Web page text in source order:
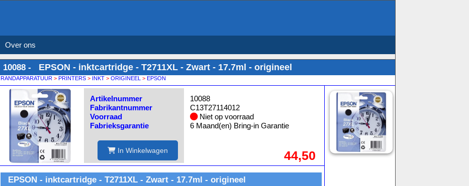
Over ons
10088 - EPSON - inktcartridge - T2711XL - Zwart - 17.7ml - origineel
RANDAPPARATUUR > PRINTERS > INKT > ORIGINEEL > EPSON
Artikelnummer
Fabrikantnummer
Voorraad
Fabrieksgarantie
In Winkelwagen
10088
C13T27114012
Niet op voorraad
6 Maand(en) Bring-in Garantie
44,50
EPSON - inktcartridge - T2711XL - Zwart - 17.7ml - origineel